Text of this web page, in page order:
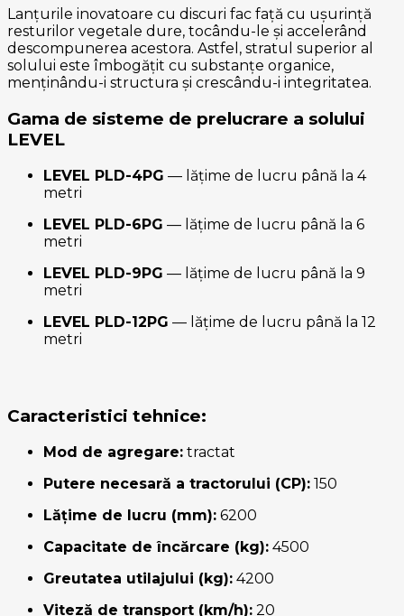
Lanțurile inovatoare cu discuri fac față cu ușurință
resturilor vegetale dure, tocându-le și accelerând
descompunerea acestora. Astfel, stratul superior al
solului este îmbogățit cu substanțe organice,
menținându-i structura și crescându-i integritatea.
Gama de sisteme de prelucrare a solului
LEVEL
LEVEL PLD-4PG — lățime de lucru până la 4
metri
LEVEL PLD-6PG — lățime de lucru până la 6
metri
LEVEL PLD-9PG — lățime de lucru până la 9
metri
LEVEL PLD-12PG — lățime de lucru până la 12
metri
Caracteristici tehnice:
Mod de agregare: tractat
Putere necesară a tractorului (CP): 150
Lățime de lucru (mm): 6200
Capacitate de încărcare (kg): 4500
Greutatea utilajului (kg): 4200
Viteză de transport (km/h): 20